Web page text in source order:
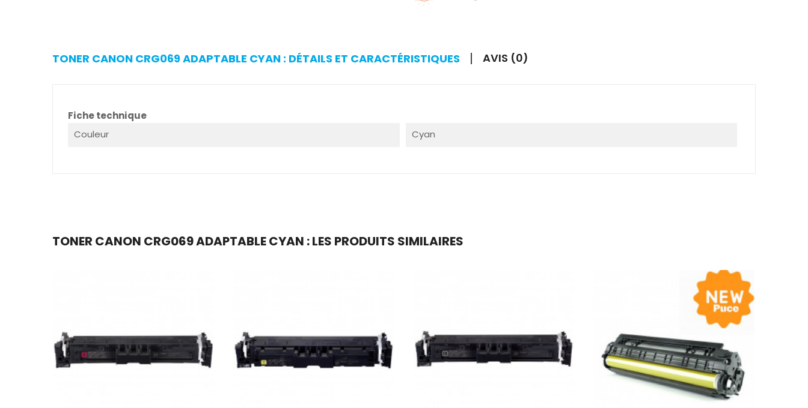
TONER CANON CRG069 ADAPTABLE CYAN : DÉTAILS ET CARACTÉRISTIQUES AVIS (0)
Fiche technique
Couleur
Cyan
TONER CANON CRG069 ADAPTABLE CYAN : LES PRODUITS SIMILAIRES